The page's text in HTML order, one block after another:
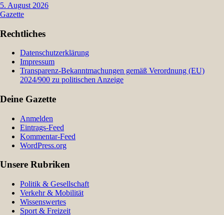
5. August 2026
Gazette
Rechtliches
Datenschutzerklärung
Impressum
Transparenz-Bekanntmachungen gemäß Verordnung (EU)
2024/900 zu politischen Anzeige
Deine Gazette
Anmelden
Eintrags-Feed
Kommentar-Feed
WordPress.org
Unsere Rubriken
Politik & Gesellschaft
Verkehr & Mobilität
Wissenswertes
Sport & Freizeit